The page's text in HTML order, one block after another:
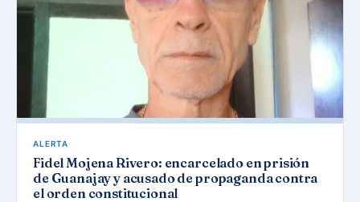
ALERTA
Fidel Mojena Rivero: encarcelado en prisión
de Guanajay y acusado de propaganda contra
el orden constitucional